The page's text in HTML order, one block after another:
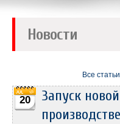
Новости
Все статьи
20
Запуск новой